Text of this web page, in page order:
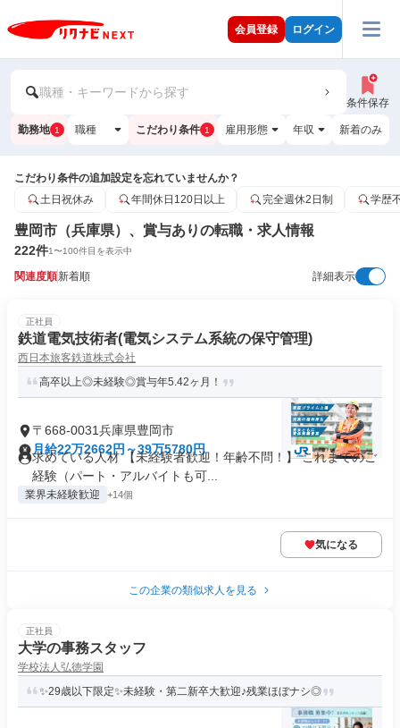
会員登録 ログイン
職種・キーワードから探す
条件保存
勤務地 1 職種 こだわり条件 1 雇用形態 年収 新着のみ
こだわり条件の追加設定を忘れていませんか？
土日祝休み
年間休日120日以上 完全週休2日制 学歴
豊岡市（兵庫県）、賞与ありの転職・求人情報
222件1〜100件目を表示中
関連度順新着順 詳細表示
正社員
鉄道電気技術者(電気システム系統の保守管理)
西日本旅客鉄道株式会社
高卒以上◎未経験◎賞与年5.42ヶ月！
〒668-0031兵庫県豊岡市
月給22万2662円～39万5780円
求めている人材 【未経験者歓迎！年齢不問！】 これまでのご
経験（パート・アルバイトも可...
業界未経験歓迎 +14個
気になる
この企業の類似求人を見る
正社員
大学の事務スタッフ
学校法人弘徳学園
✨29歳以下限定✨未経験・第二新卒大歓迎♪残業ほぼナシ◎